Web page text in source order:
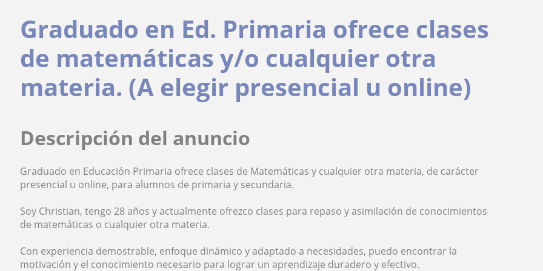
Graduado en Ed. Primaria ofrece clases
de matemáticas y/o cualquier otra
materia. (A elegir presencial u online)
Descripción del anuncio
Graduado en Educación Primaria ofrece clases de Matemáticas y cualquier otra materia, de carácter
presencial u online, para alumnos de primaria y secundaria.
Soy Christian, tengo 28 años y actualmente ofrezco clases para repaso y asimilación de conocimientos
de matemáticas o cualquier otra materia.
Con experiencia demostrable, enfoque dinámico y adaptado a necesidades, puedo encontrar la
motivación y el conocimiento necesario para lograr un aprendizaje duradero y efectivo.